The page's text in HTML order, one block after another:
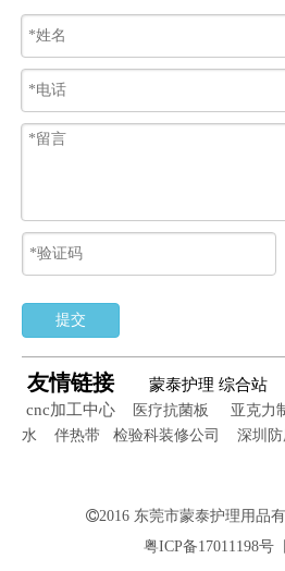
提交
友情链接 蒙泰护理 综合站
cnc加工中心
医疗抗菌板 亚克力
水
伴热带 检验科装修公司 深圳
2016 东莞市蒙泰护理用品
粤ICP备17011198号